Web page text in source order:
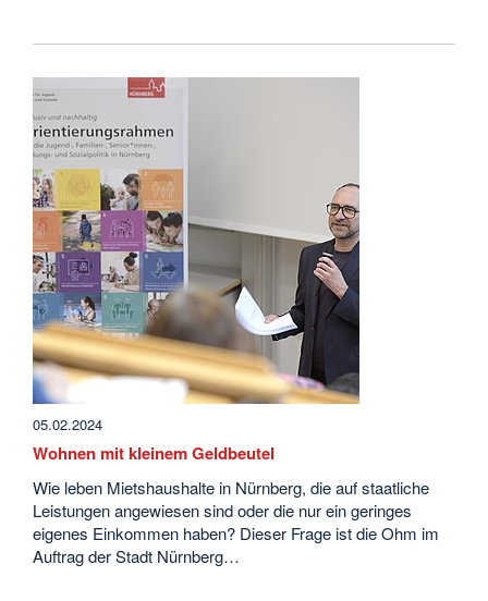
05.02.2024
Wohnen mit kleinem Geldbeutel
Wie leben Mietshaushalte in Nürnberg, die auf staatliche
Leistungen angewiesen sind oder die nur ein geringes
eigenes Einkommen haben? Dieser Frage ist die Ohm im
Auftrag der Stadt Nürnberg…